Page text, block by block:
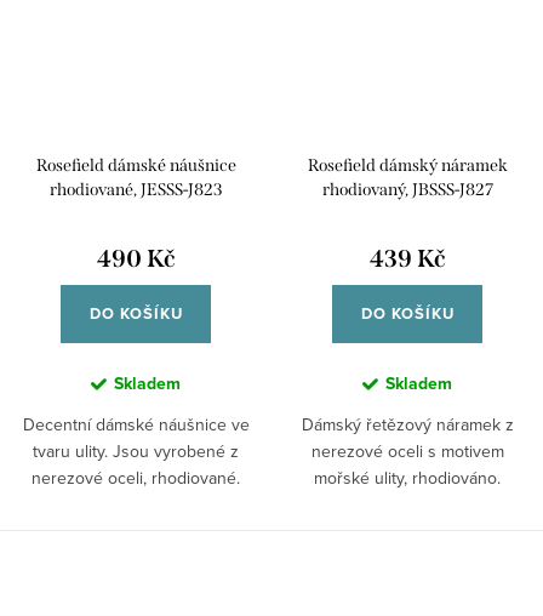
Rosefield dámské náušnice
rhodiované, JESSS-J823
490 Kč
DO KOŠÍKU
Skladem
Decentní dámské náušnice ve
tvaru ulity. Jsou vyrobené z
nerezové oceli, rhodiované.
Rosefield dámský náramek
rhodiovaný, JBSSS-J827
439 Kč
DO KOŠÍKU
Skladem
Dámský řetězový náramek z
nerezové oceli s motivem
mořské ulity, rhodiováno.